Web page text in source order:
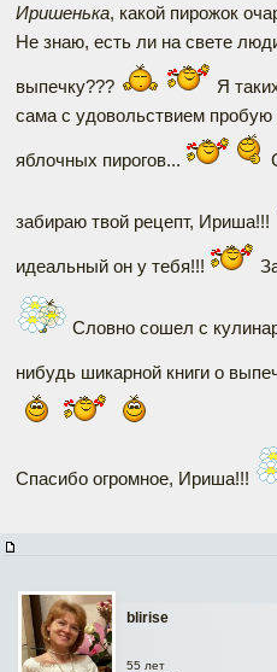
Иришенька, какой пирожок
Не знаю, есть ли на свете
выпечку??? Я
сама с удовольствием
яблочных пирогов...
забираю твой рецепт, Ириша!!!
идеальный он у тебя!!!
Словно сошел с
нибудь шикарной книги о
Спасибо огромное, Ириша!!!
blirise
55 лет